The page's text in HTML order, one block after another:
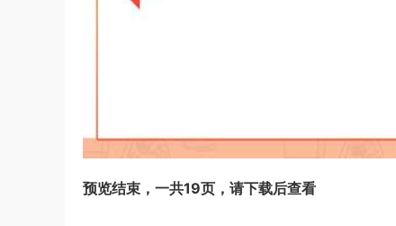
预览结束，一共19页，请下载后查看